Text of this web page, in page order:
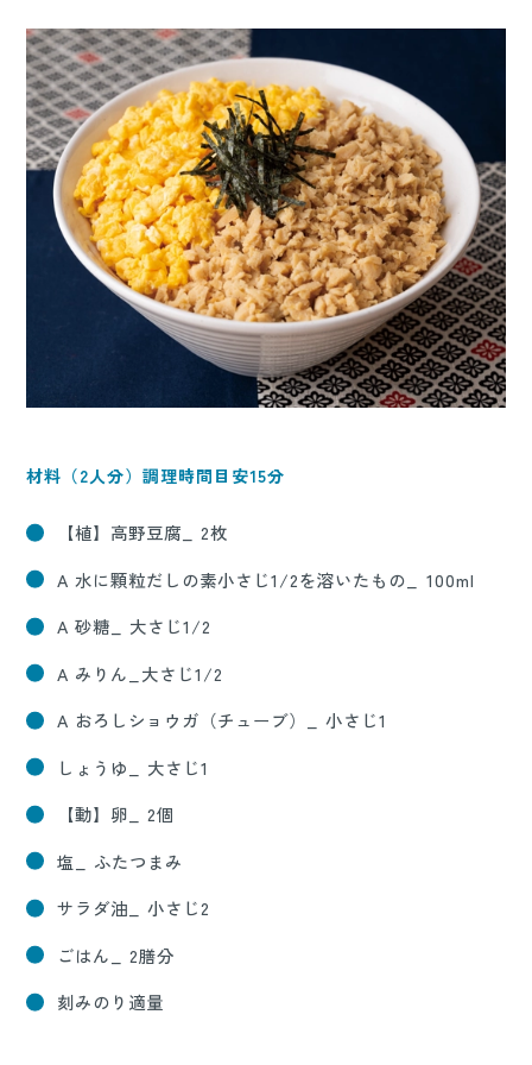
材料（2人分）調理時間目安15分
【植】高野豆腐_ 2枚
A 水に顆粒だしの素小さじ1/2を溶いたもの_ 100ml
A 砂糖_ 大さじ1/2
A みりん_大さじ1/2
A おろしショウガ（チューブ）_ 小さじ1
しょうゆ_ 大さじ1
【動】卵_ 2個
塩_ ふたつまみ
サラダ油_ 小さじ2
ごはん_ 2膳分
刻みのり適量